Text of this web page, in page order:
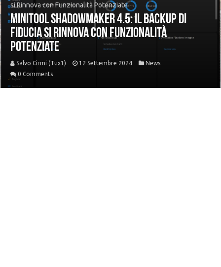
si Rinnova con Funzionalità Potenziate
MiniTool ShadowMaker 4.5: Il Backup di
Fiducia si Rinnova con Funzionalità
Potenziate
Salvo Cirmi (Tux1) 12 Settembre 2024
News
0 Comments